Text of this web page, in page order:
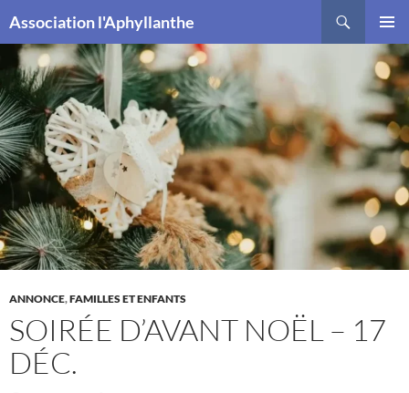
Association l'Aphyllanthe
MENU
AU
CONTENU
ANNONCE,FAMILLES ET ENFANTS
SOIRÉE D’AVANT NOËL – 17
DÉC.